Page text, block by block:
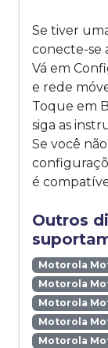
Se tiver
conecte-se
Vá em
e rede
Toque em
siga as
Se você
é
Outros
Motorola
Motorola
Motorola
Motorola
Motorola